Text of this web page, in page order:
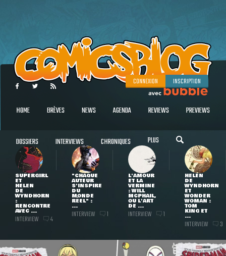
CONNEXION INSCRIPTION
HOME BRÈVES NEWS AGENDA REVIEWS PREVIEWS
DOSSIERS INTERVIEWS CHRONIQUES PLUS
SUPERGIRL
ET
HELEN
DE
WYNDHORN
:
RENCONTRE
AVEC ...
INTERVIEW 4
"CHAQUE
AUTEUR
S'INSPIRE
DU
MONDE
RÉEL" :
...
INTERVIEW 1
L'AMOUR
ET LA
VERMINE
: WILL
MCPHAIL,
OU L'ART
DE ...
INTERVIEW 1
HELEN
DE
WYNDHORN
ET
WONDER
WOMAN :
TOM
KING ET
...
INTERVIEW 3